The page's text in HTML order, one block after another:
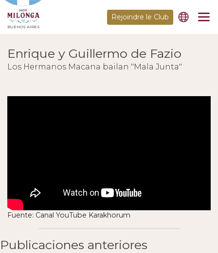
BUENOS AIRES
Rejoindre le Club
Enrique y Guillermo de Fazio
Los Hermanos Macana bailan "Mala Junta"
Fuente: Canal YouTube Karakhorum
Publicaciones anteriores